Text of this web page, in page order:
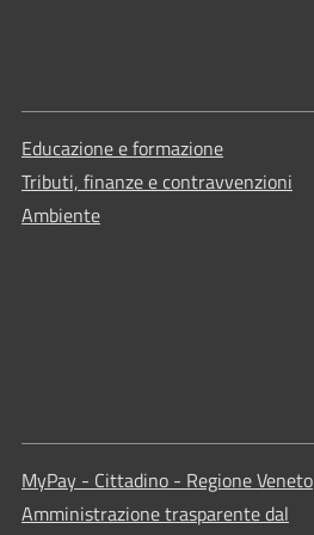
Educazione e formazione
Tributi, finanze e contravvenzioni
Ambiente
MyPay - Cittadino - Regione Veneto
Amministrazione trasparente dal